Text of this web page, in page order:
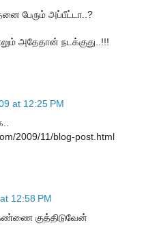
பேரும் அப்பீட்டா..?
அதேதான் நடக்குது..!!!
at 12:25 PM
2009/11/blog-post.html
12:58 PM
குத்திடுவேன்